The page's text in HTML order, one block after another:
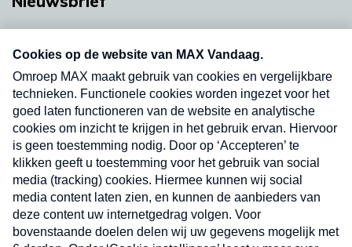
nieuwsbrief. Elke vrijdag- en dinsdagochtend in
uw mailbox.
Verzend